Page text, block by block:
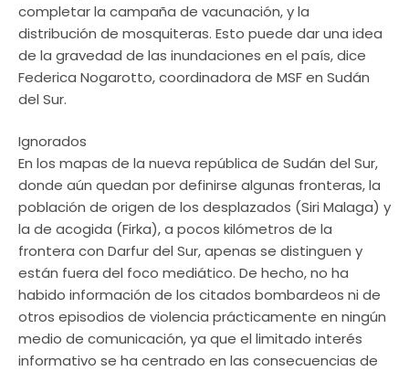
completar la campaña de vacunación, y la
distribución de mosquiteras. Esto puede dar una idea
de la gravedad de las inundaciones en el país, dice
Federica Nogarotto, coordinadora de MSF en Sudán
del Sur.
Ignorados
En los mapas de la nueva república de Sudán del Sur,
donde aún quedan por definirse algunas fronteras, la
población de origen de los desplazados (Siri Malaga) y
la de acogida (Firka), a pocos kilómetros de la
frontera con Darfur del Sur, apenas se distinguen y
están fuera del foco mediático. De hecho, no ha
habido información de los citados bombardeos ni de
otros episodios de violencia prácticamente en ningún
medio de comunicación, ya que el limitado interés
informativo se ha centrado en las consecuencias de